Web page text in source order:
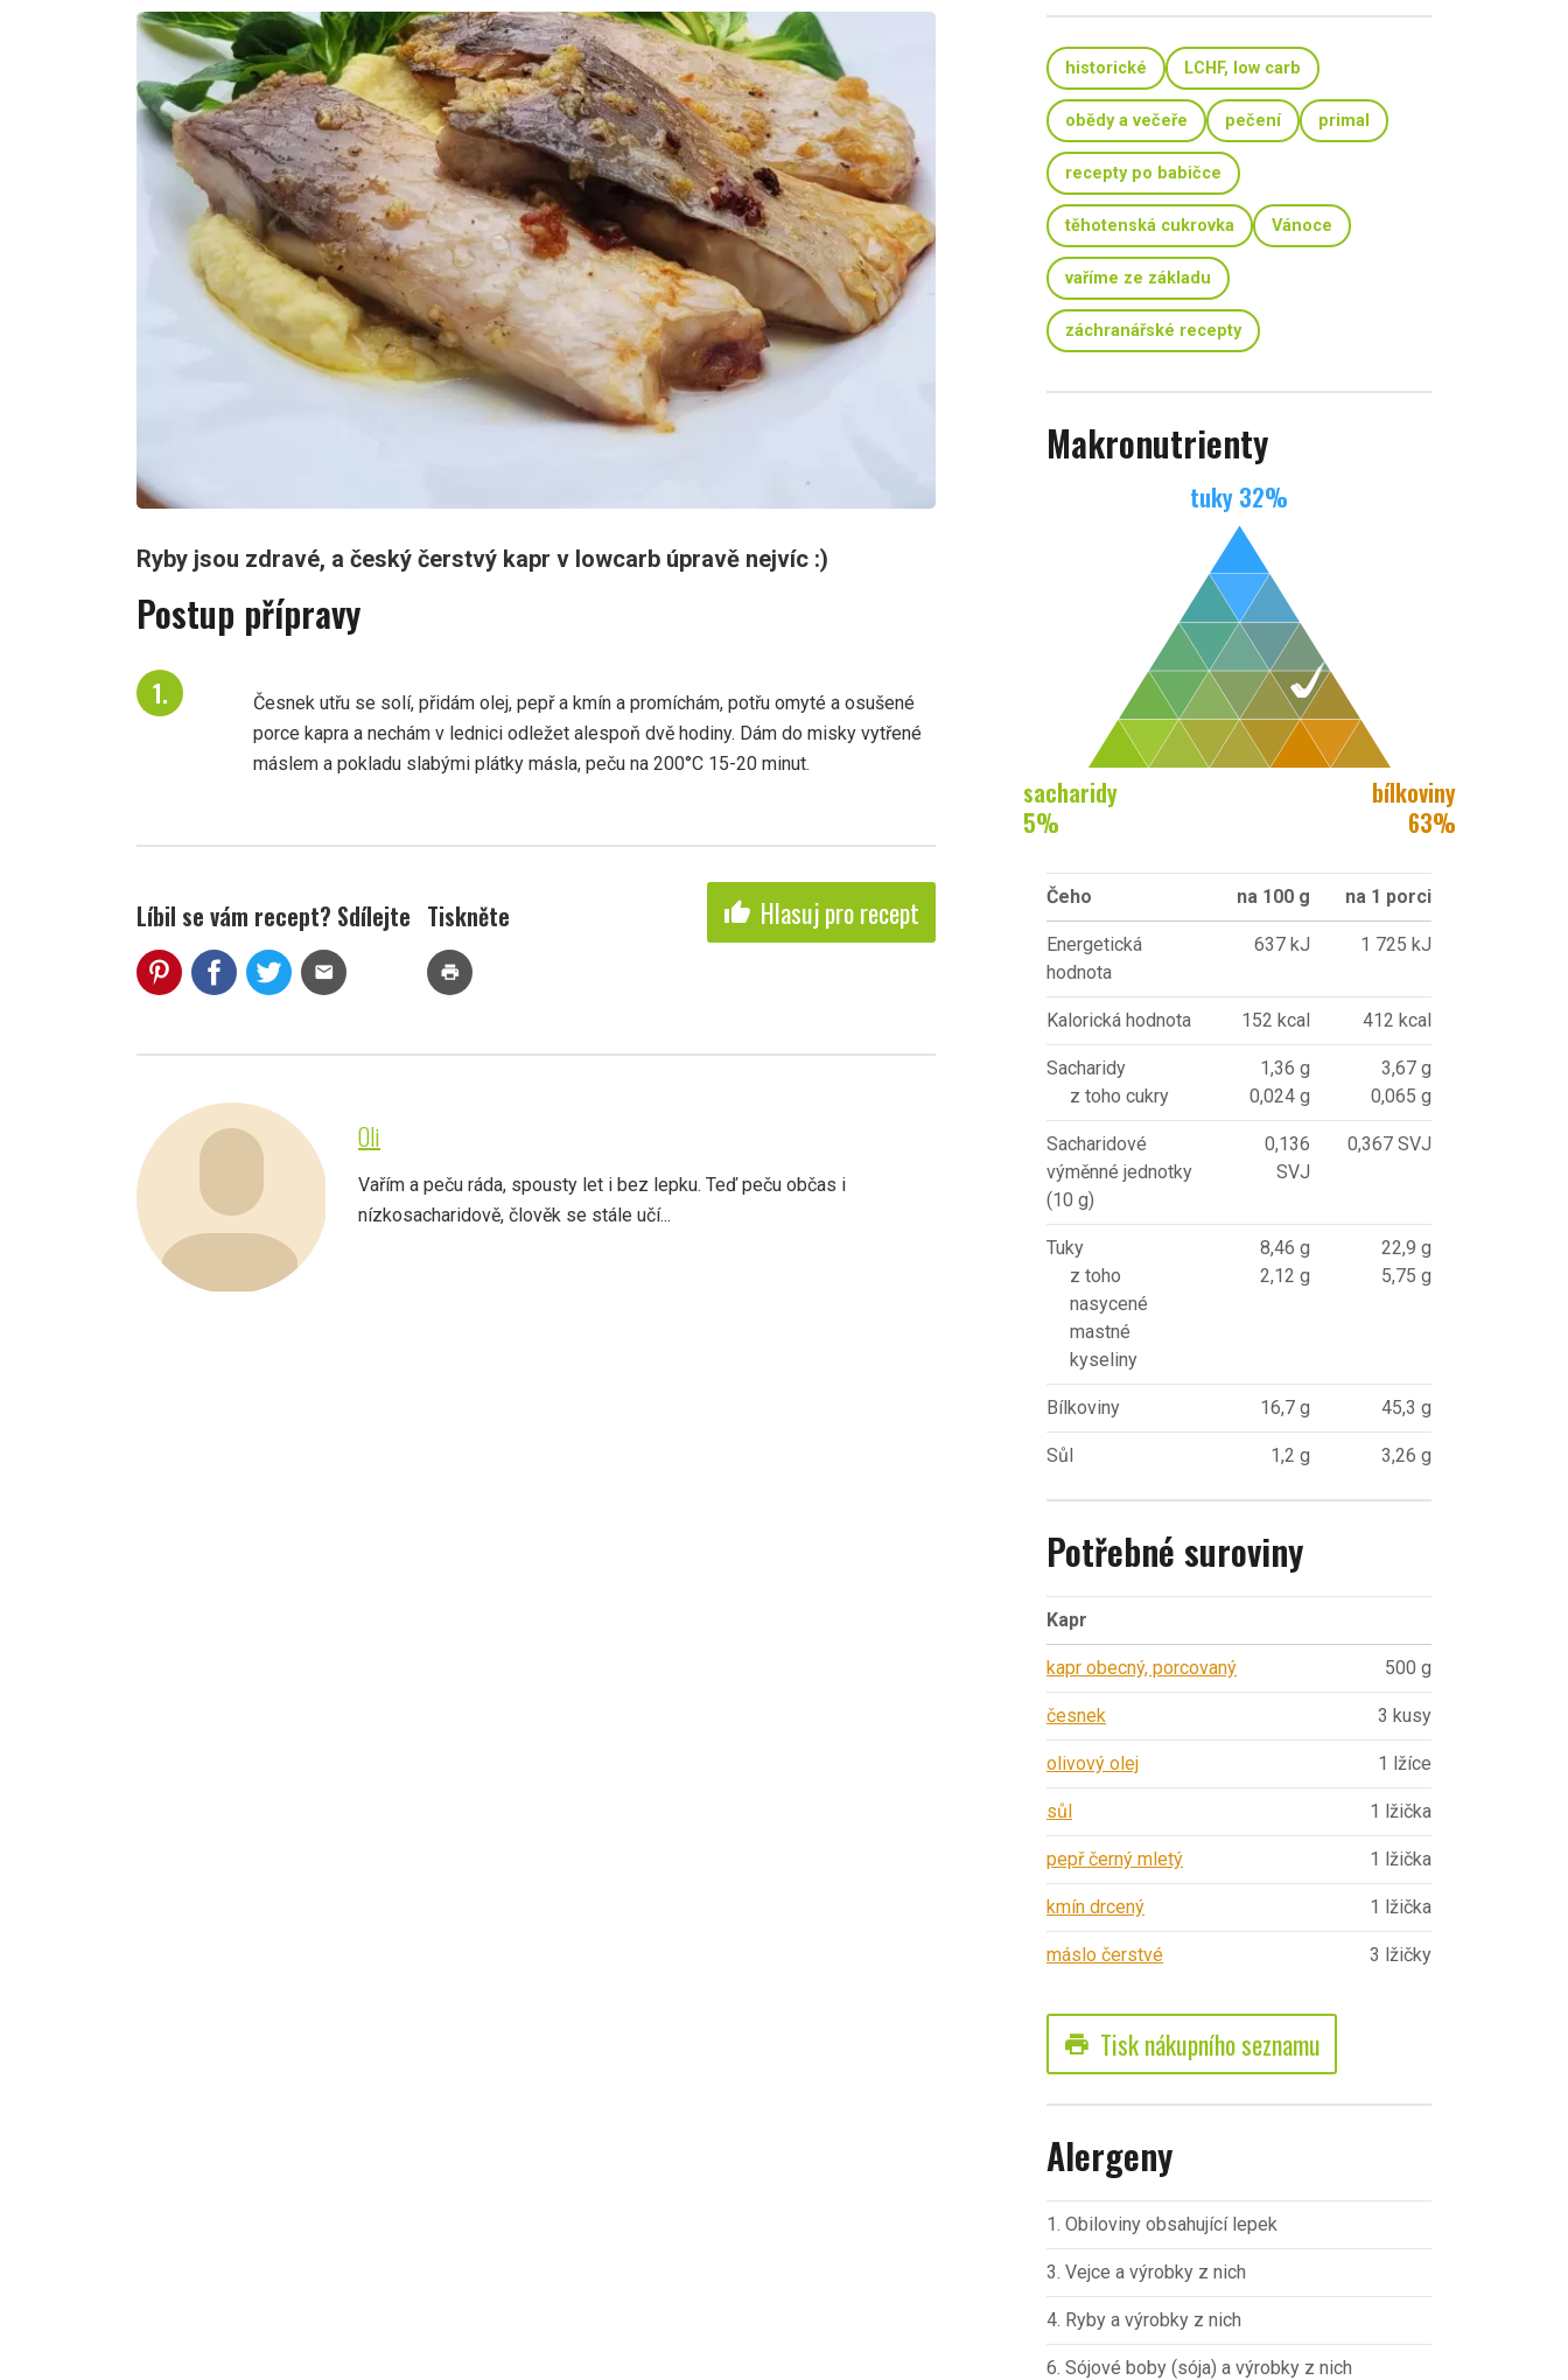
Ryby jsou zdravé, a český čerstvý kapr v lowcarb úpravě nejvíc :)
Postup přípravy
Česnek utřu se solí, přidám olej, pepř a kmín a promíchám, potřu omyté a osušené
porce kapra a nechám v lednici odležet alespoň dvě hodiny. Dám do misky vytřené
máslem a pokladu slabými plátky másla, peču na 200°C 15-20 minut.
Líbil se vám recept? Sdílejte
mail
Tiskněte
print
thumb_up Hlasuj pro recept
Oli
Vařím a peču ráda, spousty let i bez lepku. Teď peču občas i
nízkosacharidově, člověk se stále učí...
historické LCHF, low carb
obědy a večeře pečení primal
recepty po babičce
těhotenská cukrovka Vánoce
vaříme ze základu
záchranářské recepty
Makronutrienty
tuky 32%
sacharidy
5%
bílkoviny
63%
Čeho na 100 g na 1 porci
Energetická
hodnota
637 kJ 1 725 kJ
Kalorická hodnota 152 kcal 412 kcal
Sacharidy
z toho cukry
1,36 g
0,024 g
3,67 g
0,065 g
Sacharidové
výměnné jednotky
(10 g)
0,136
SVJ
0,367 SVJ
Tuky
z toho
nasycené
mastné
kyseliny
8,46 g
2,12 g
22,9 g
5,75 g
Bílkoviny 16,7 g 45,3 g
Sůl 1,2 g 3,26 g
Potřebné suroviny
Kapr
kapr obecný, porcovaný 500 g
česnek 3 kusy
olivový olej 1 lžíce
sůl 1 lžička
pepř černý mletý 1 lžička
kmín drcený 1 lžička
máslo čerstvé 3 lžičky
print Tisk nákupního seznamu
Alergeny
1. Obiloviny obsahující lepek
3. Vejce a výrobky z nich
4. Ryby a výrobky z nich
6. Sójové boby (sója) a výrobky z nich